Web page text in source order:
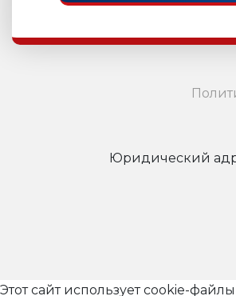
Юридический
Этот сайт использует cookie-